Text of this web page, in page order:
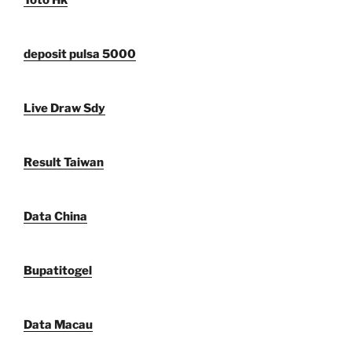
deposit pulsa 5000
Live Draw Sdy
Result Taiwan
Data China
Bupatitogel
Data Macau